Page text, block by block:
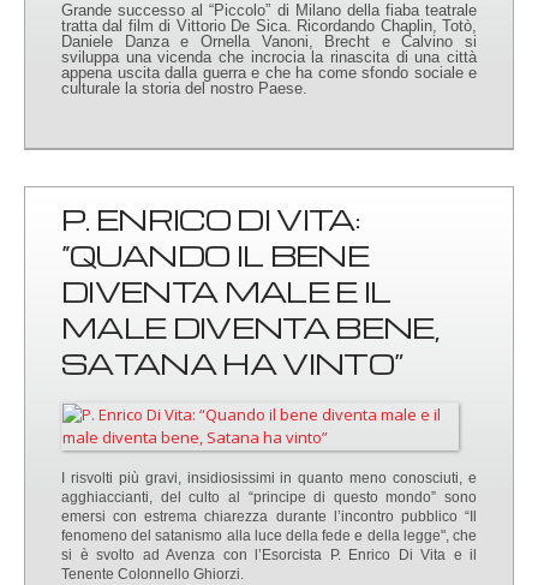
Grande successo al “Piccolo” di Milano della fiaba teatrale
tratta dal film di Vittorio De Sica. Ricordando Chaplin, Totò,
Daniele Danza e Ornella Vanoni, Brecht e Calvino si
sviluppa una vicenda che incrocia la rinascita di una città
appena uscita dalla guerra e che ha come sfondo sociale e
culturale la storia del nostro Paese.
P. ENRICO DI VITA:
“QUANDO IL BENE
DIVENTA MALE E IL
MALE DIVENTA BENE,
SATANA HA VINTO”
I risvolti più gravi, insidiosissimi in quanto meno conosciuti, e
agghiaccianti, del culto al “principe di questo mondo” sono
emersi con estrema chiarezza durante l’incontro pubblico “Il
fenomeno del satanismo alla luce della fede e della legge", che
si è svolto ad Avenza con l’Esorcista P. Enrico Di Vita e il
Tenente Colonnello Ghiorzi.